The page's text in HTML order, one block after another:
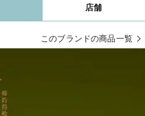
店舗
このブランドの商品一覧